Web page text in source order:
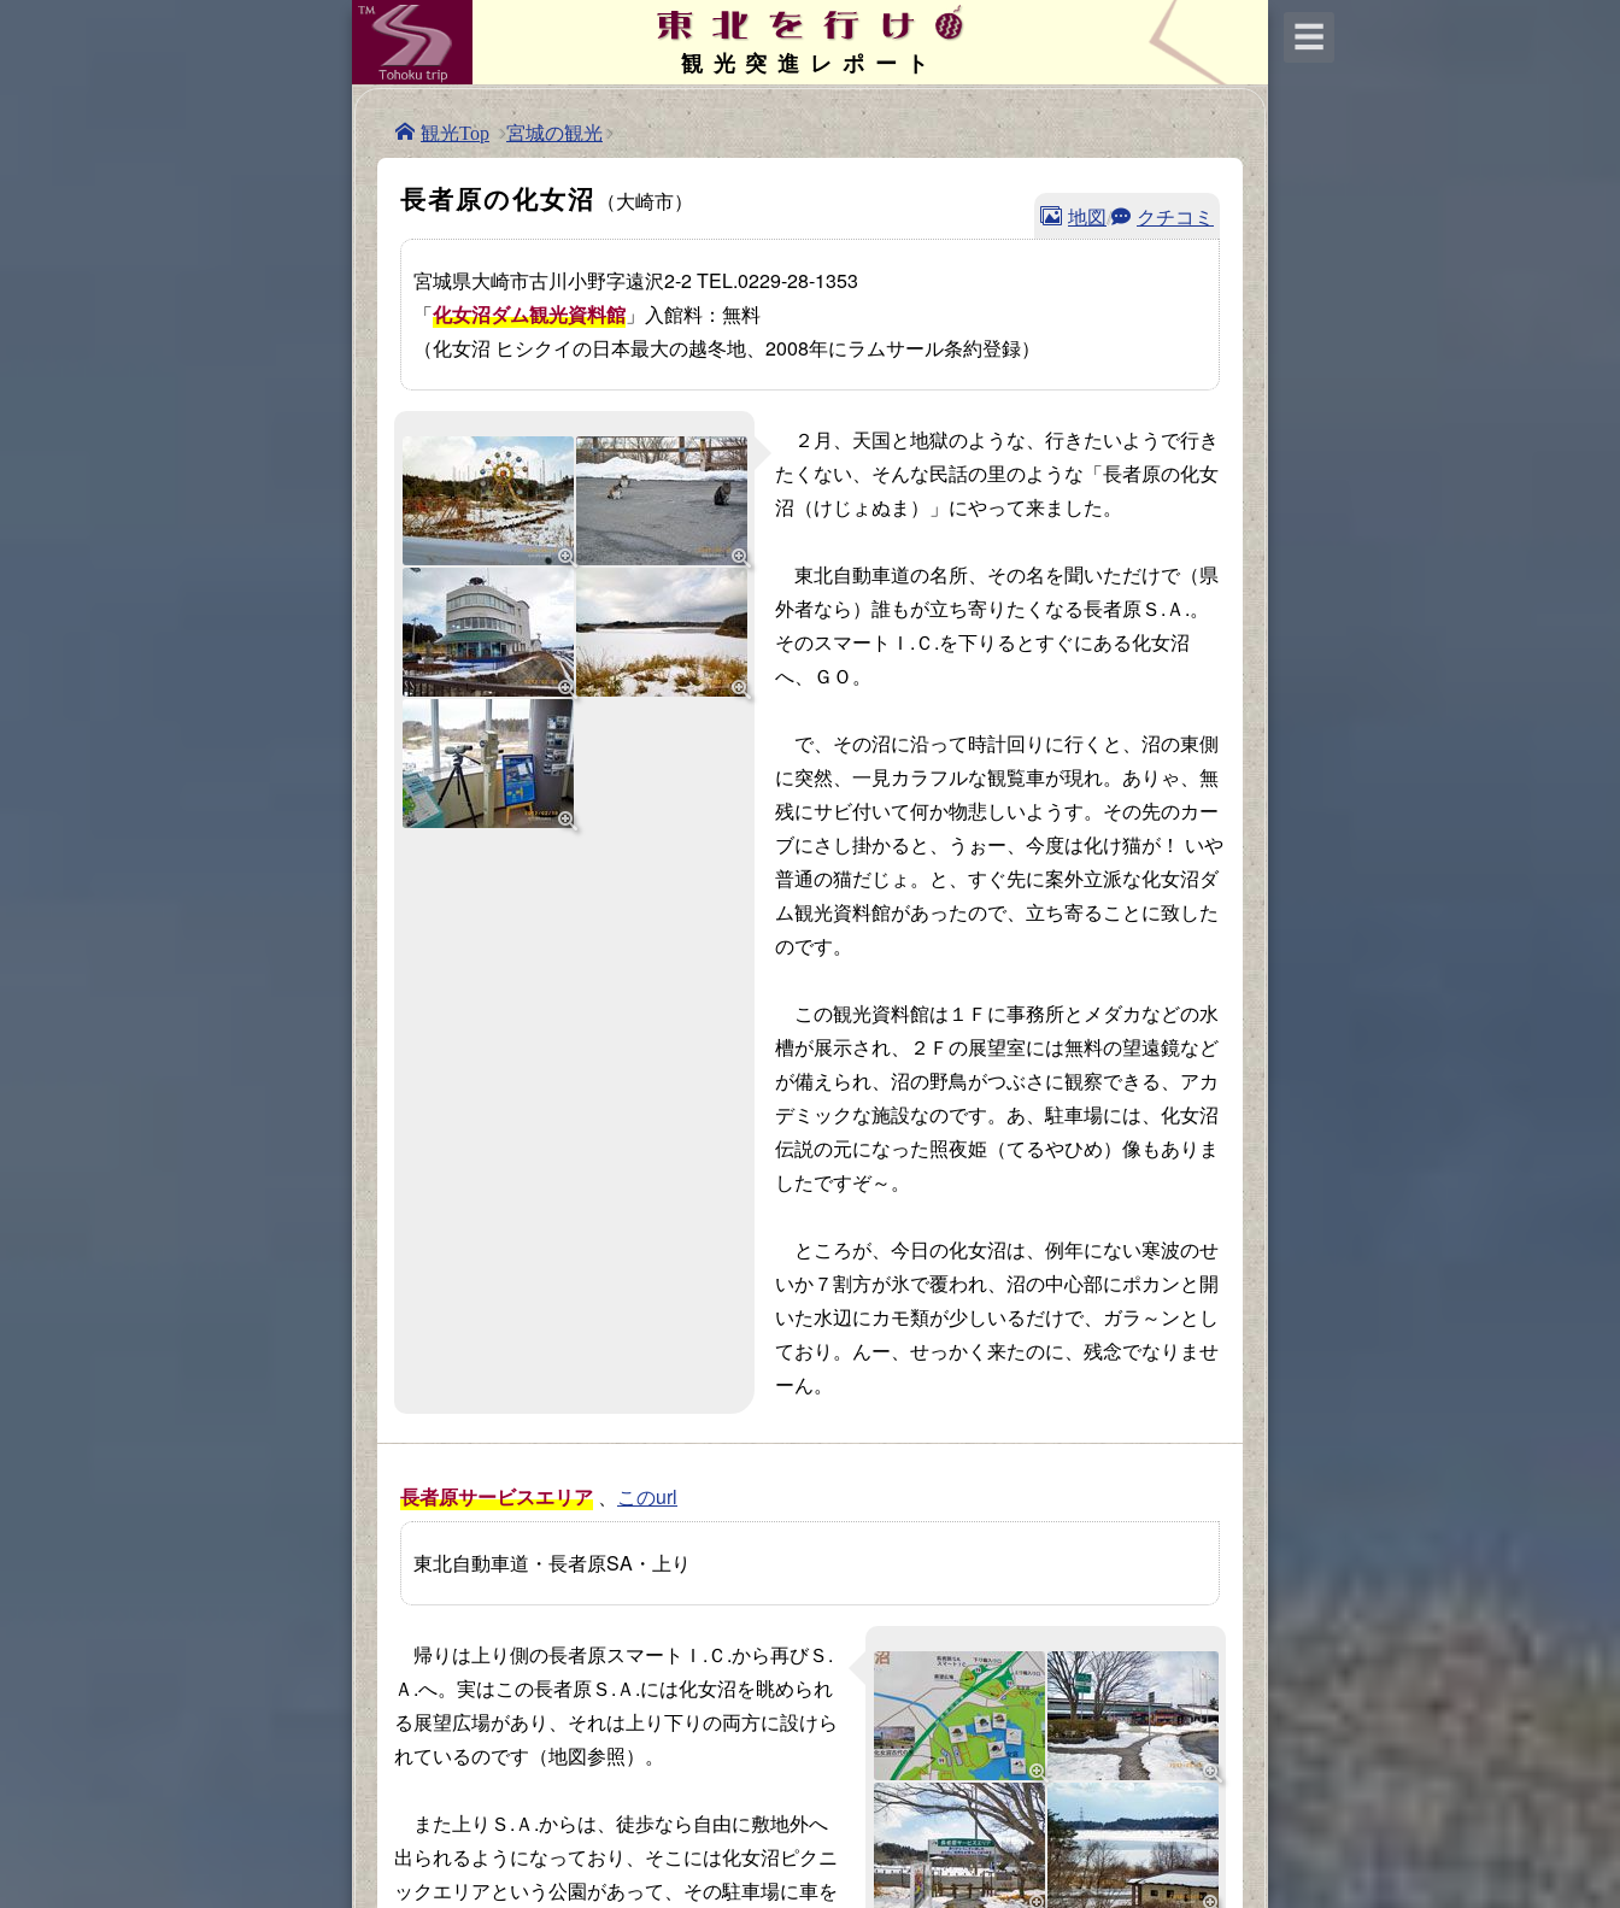
観光突進レポート
観光Top 宮城の観光
長者原の化女沼 （大崎市）
地図/ クチコミ
宮城県大崎市古川小野字遠沢2-2TEL.0229-28-1353
「化女沼ダム観光資料館 」入館料：無料
（化女沼 ヒシクイの日本最大の越冬地、2008年にラムサール条約登録）
２月、天国と地獄のような、行きたいようで行き
たくない、そんな民話の里のような「長者原の化女
沼（けじょぬま）」にやって来ました。
東北自動車道の名所、その名を聞いただけで（県
外者なら）誰もが立ち寄りたくなる長者原Ｓ.Ａ.。
そのスマートＩ.Ｃ.を下りるとすぐにある化女沼
へ、ＧＯ。
で、その沼に沿って時計回りに行くと、沼の東側
に突然、一見カラフルな観覧車が現れ。ありゃ、無
残にサビ付いて何か物悲しいようす。その先のカー
ブにさし掛かると、うぉー、今度は化け猫が！ いや
普通の猫だじょ。と、すぐ先に案外立派な化女沼ダ
ム観光資料館があったので、立ち寄ることに致した
のです。
この観光資料館は１Ｆに事務所とメダカなどの水
槽が展示され、２Ｆの展望室には無料の望遠鏡など
が備えられ、沼の野鳥がつぶさに観察できる、アカ
デミックな施設なのです。あ、駐車場には、化女沼
伝説の元になった照夜姫（てるやひめ）像もありま
したですぞ～。
ところが、今日の化女沼は、例年にない寒波のせ
いか７割方が氷で覆われ、沼の中心部にポカンと開
いた水辺にカモ類が少しいるだけで、ガラ～ンとし
ており。んー、せっかく来たのに、残念でなりませ
ーん。
長者原サービスエリア 、 このurl
東北自動車道・長者原SA・上り
帰りは上り側の長者原スマートＩ.Ｃ.から再びＳ.
Ａ.へ。実はこの長者原Ｓ.Ａ.には化女沼を眺められ
る展望広場があり、それは上り下りの両方に設けら
れているのです（地図参照）。
また上りＳ.Ａ.からは、徒歩なら自由に敷地外へ
出られるようになっており、そこには化女沼ピクニ
ックエリアという公園があって、その駐車場に車を
☰